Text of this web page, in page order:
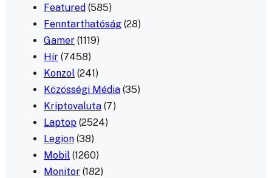
Featured (585)
Fenntarthatóság (28)
Gamer (1119)
Hír (7458)
Konzol (241)
Közösségi Média (35)
Kriptovaluta (7)
Laptop (2524)
Legion (38)
Mobil (1260)
Monitor (182)